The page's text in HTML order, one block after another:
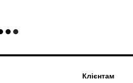
Клієнтам